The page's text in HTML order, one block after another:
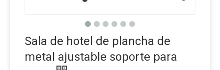
Sala de hotel de plancha de
metal ajustable soporte para